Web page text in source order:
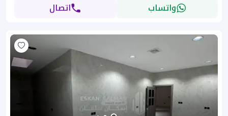
واتساب اتصال